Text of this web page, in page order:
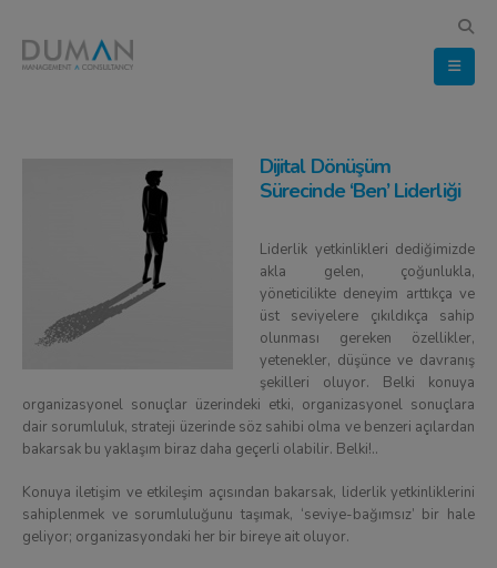
Dijital Dönüşüm
Sürecinde ‘Ben’ Liderliği
Liderlik yetkinlikleri dediğimizde
akla gelen, çoğunlukla,
yöneticilikte deneyim arttıkça ve
üst seviyelere çıkıldıkça sahip
olunması gereken özellikler,
yetenekler, düşünce ve davranış
şekilleri oluyor. Belki konuya
organizasyonel sonuçlar üzerindeki etki, organizasyonel sonuçlara
dair sorumluluk, strateji üzerinde söz sahibi olma ve benzeri açılardan
bakarsak bu yaklaşım biraz daha geçerli olabilir. Belki!..
Konuya iletişim ve etkileşim açısından bakarsak, liderlik yetkinliklerini
sahiplenmek ve sorumluluğunu taşımak, ‘seviye-bağımsız’ bir hale
geliyor; organizasyondaki her bir bireye ait oluyor.